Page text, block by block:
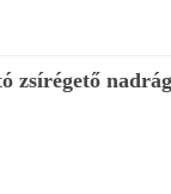
zsírégető